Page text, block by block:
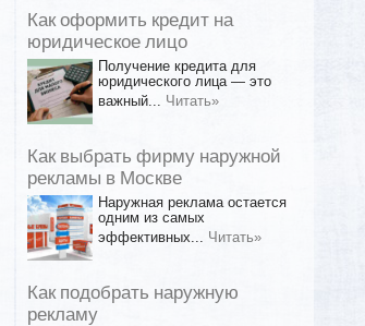
Как оформить кредит на
юридическое лицо
Получение кредита для
юридического лица — это
важный... Читать»
Как выбрать фирму наружной
рекламы в Москве
Наружная реклама остается
одним из самых
эффективных... Читать»
Как подобрать наружную
рекламу